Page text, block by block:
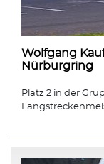
Wolfgang
Nürburgring
Platz 2 in der